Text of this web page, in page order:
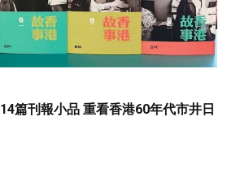
篇刊報小品 重看香港60年代市井日